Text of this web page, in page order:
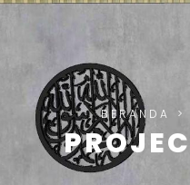
BERANDA >